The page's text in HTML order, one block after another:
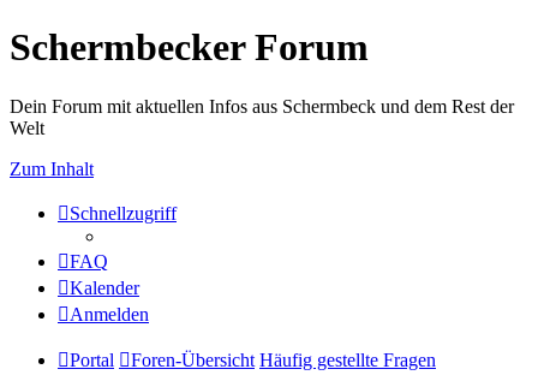
Schermbecker Forum
Dein Forum mit aktuellen Infos aus Schermbeck und dem Rest der
Welt
Zum Inhalt
Schnellzugriff
FAQ
Kalender
Anmelden
Portal Foren-Übersicht Häufig gestellte Fragen